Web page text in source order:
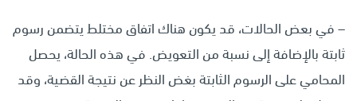
– في بعض الحالات، قد يكون هناك اتفاق مختلط يتضمن رسوم
ثابتة بالإضافة إلى نسبة من التعويض. في هذه الحالة، يحصل
المحامي على الرسوم الثابتة بغض النظر عن نتيجة القضية، وقد